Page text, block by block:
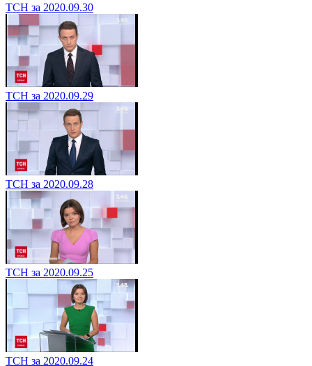
ТСН за 2020.09.30
ТСН за 2020.09.29
ТСН за 2020.09.28
ТСН за 2020.09.25
ТСН за 2020.09.24